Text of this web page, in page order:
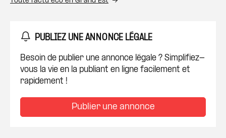
PUBLIEZ UNE ANNONCE LÉGALE
Besoin de publier une annonce légale ? Simplifiez-
vous la vie en la publiant en ligne facilement et
rapidement !
Publier une annonce